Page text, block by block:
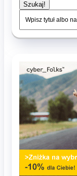
Szukaj!